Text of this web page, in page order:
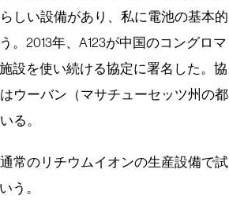
しい設備があり、私に電池の基本的
。2013年、A123が中国のコングロマ
設を使い続ける協定に署名した。協
ウーバン（マサチューセッツ州の都
る。
常のリチウムイオンの生産設備で試
う。